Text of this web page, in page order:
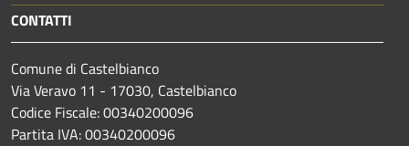
CONTATTI
Comune di Castelbianco
Via Veravo 11 - 17030, Castelbianco
Codice Fiscale: 00340200096
Partita IVA: 00340200096